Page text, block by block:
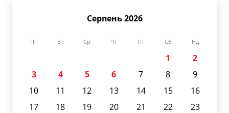
Серпень 2026
Пн Вт Ср Чт Пт Сб Нд
1
2
3
4 5 6 7 8
9
10
11 12 13 14 15
16
17
18 19 20 21 22
23